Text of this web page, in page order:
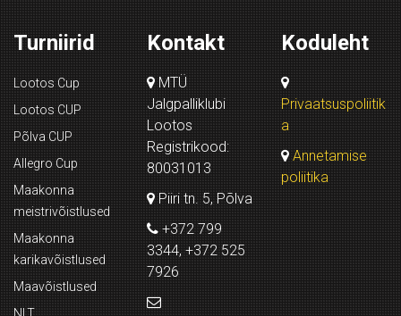
Turniirid
Lootos Cup
Lootos CUP
Põlva CUP
Allegro Cup
Maakonna
meistrivõistlused
Maakonna
karikavõistlused
Maavõistlused
Kontakt
MTÜ
Jalgpalliklubi
Lootos
Registrikood:
80031013
Piiri tn. 5, Põlva
+372 799
3344, +372 525
7926
Koduleht
Privaatsuspoliitik
a
Annetamise
poliitika